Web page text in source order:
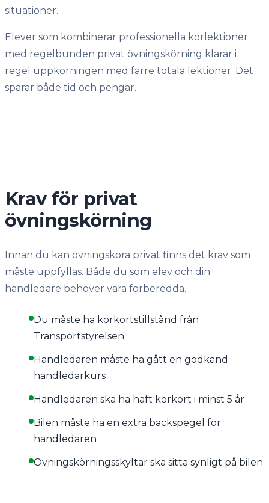
situationer.
Elever som kombinerar professionella körlektioner
med regelbunden privat övningskörning klarar i
regel uppkörningen med färre totala lektioner. Det
sparar både tid och pengar.
Krav för privat
övningskörning
Innan du kan övningsköra privat finns det krav som
måste uppfyllas. Både du som elev och din
handledare behöver vara förberedda.
Du måste ha körkortstillstånd från
Transportstyrelsen
Handledaren måste ha gått en godkänd
handledarkurs
Handledaren ska ha haft körkort i minst 5 år
Bilen måste ha en extra backspegel för
handledaren
Övningskörningsskyltar ska sitta synligt på bilen